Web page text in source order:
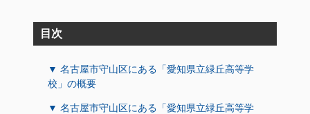
目次
▼ 名古屋市守山区にある「愛知県立緑丘高等学
校」の概要
▼ 名古屋市守山区にある「愛知県立緑丘高等学